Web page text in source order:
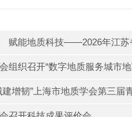
赋能地质科技——2026年江苏
组织召开“数字地质服务城市
增韧”上海市地质学会第三届